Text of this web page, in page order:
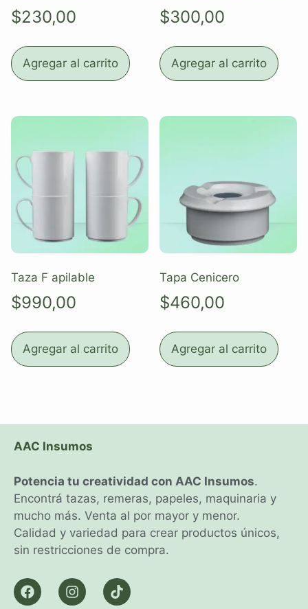
$230,00
Agregar al carrito
$300,00
Agregar al carrito
Taza F apilable
$990,00
Agregar al carrito
Tapa Cenicero
$460,00
Agregar al carrito
AAC Insumos
Potencia tu creatividad con AAC Insumos.
Encontrá tazas, remeras, papeles, maquinaria y
mucho más. Venta al por mayor y menor.
Calidad y variedad para crear productos únicos,
sin restricciones de compra.